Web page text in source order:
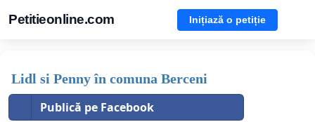
Petitieonline.com Inițiază o petiție
Lidl si Penny în comuna Berceni
Publică pe Facebook